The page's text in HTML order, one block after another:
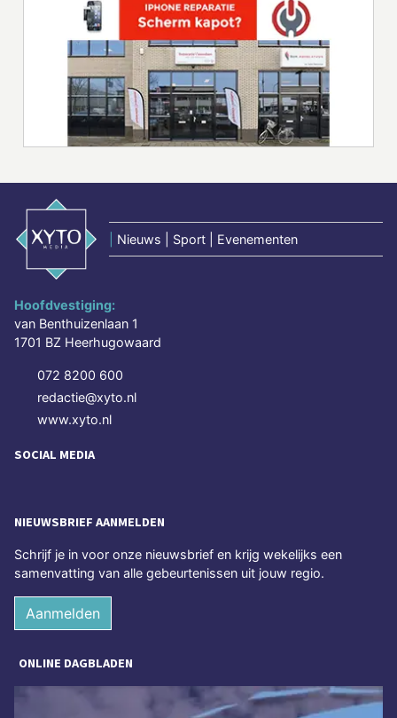
Nieuws | Sport | Evenementen
Hoofdvestiging:
van Benthuizenlaan 1
1701 BZ Heerhugowaard
072 8200 600
redactie@xyto.nl
www.xyto.nl
SOCIAL MEDIA
NIEUWSBRIEF AANMELDEN
Schrijf je in voor onze nieuwsbrief en krijg wekelijks een
samenvatting van alle gebeurtenissen uit jouw regio.
Aanmelden
ONLINE DAGBLADEN